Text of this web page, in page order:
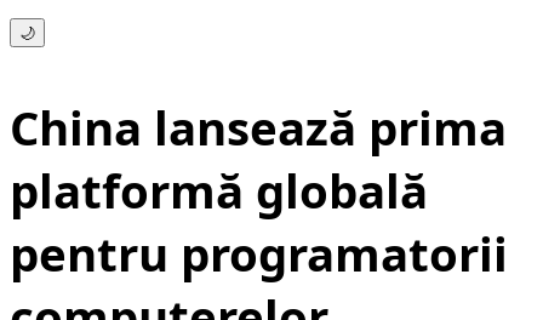
🌙
China lansează prima
platformă globală
pentru programatorii